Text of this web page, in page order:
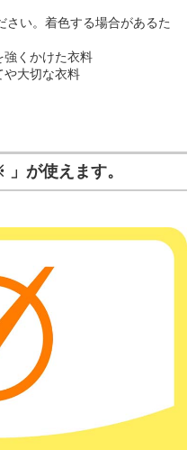
い。着色する場合があるた
強くかけた衣料
や大切な衣料
」が使えます。